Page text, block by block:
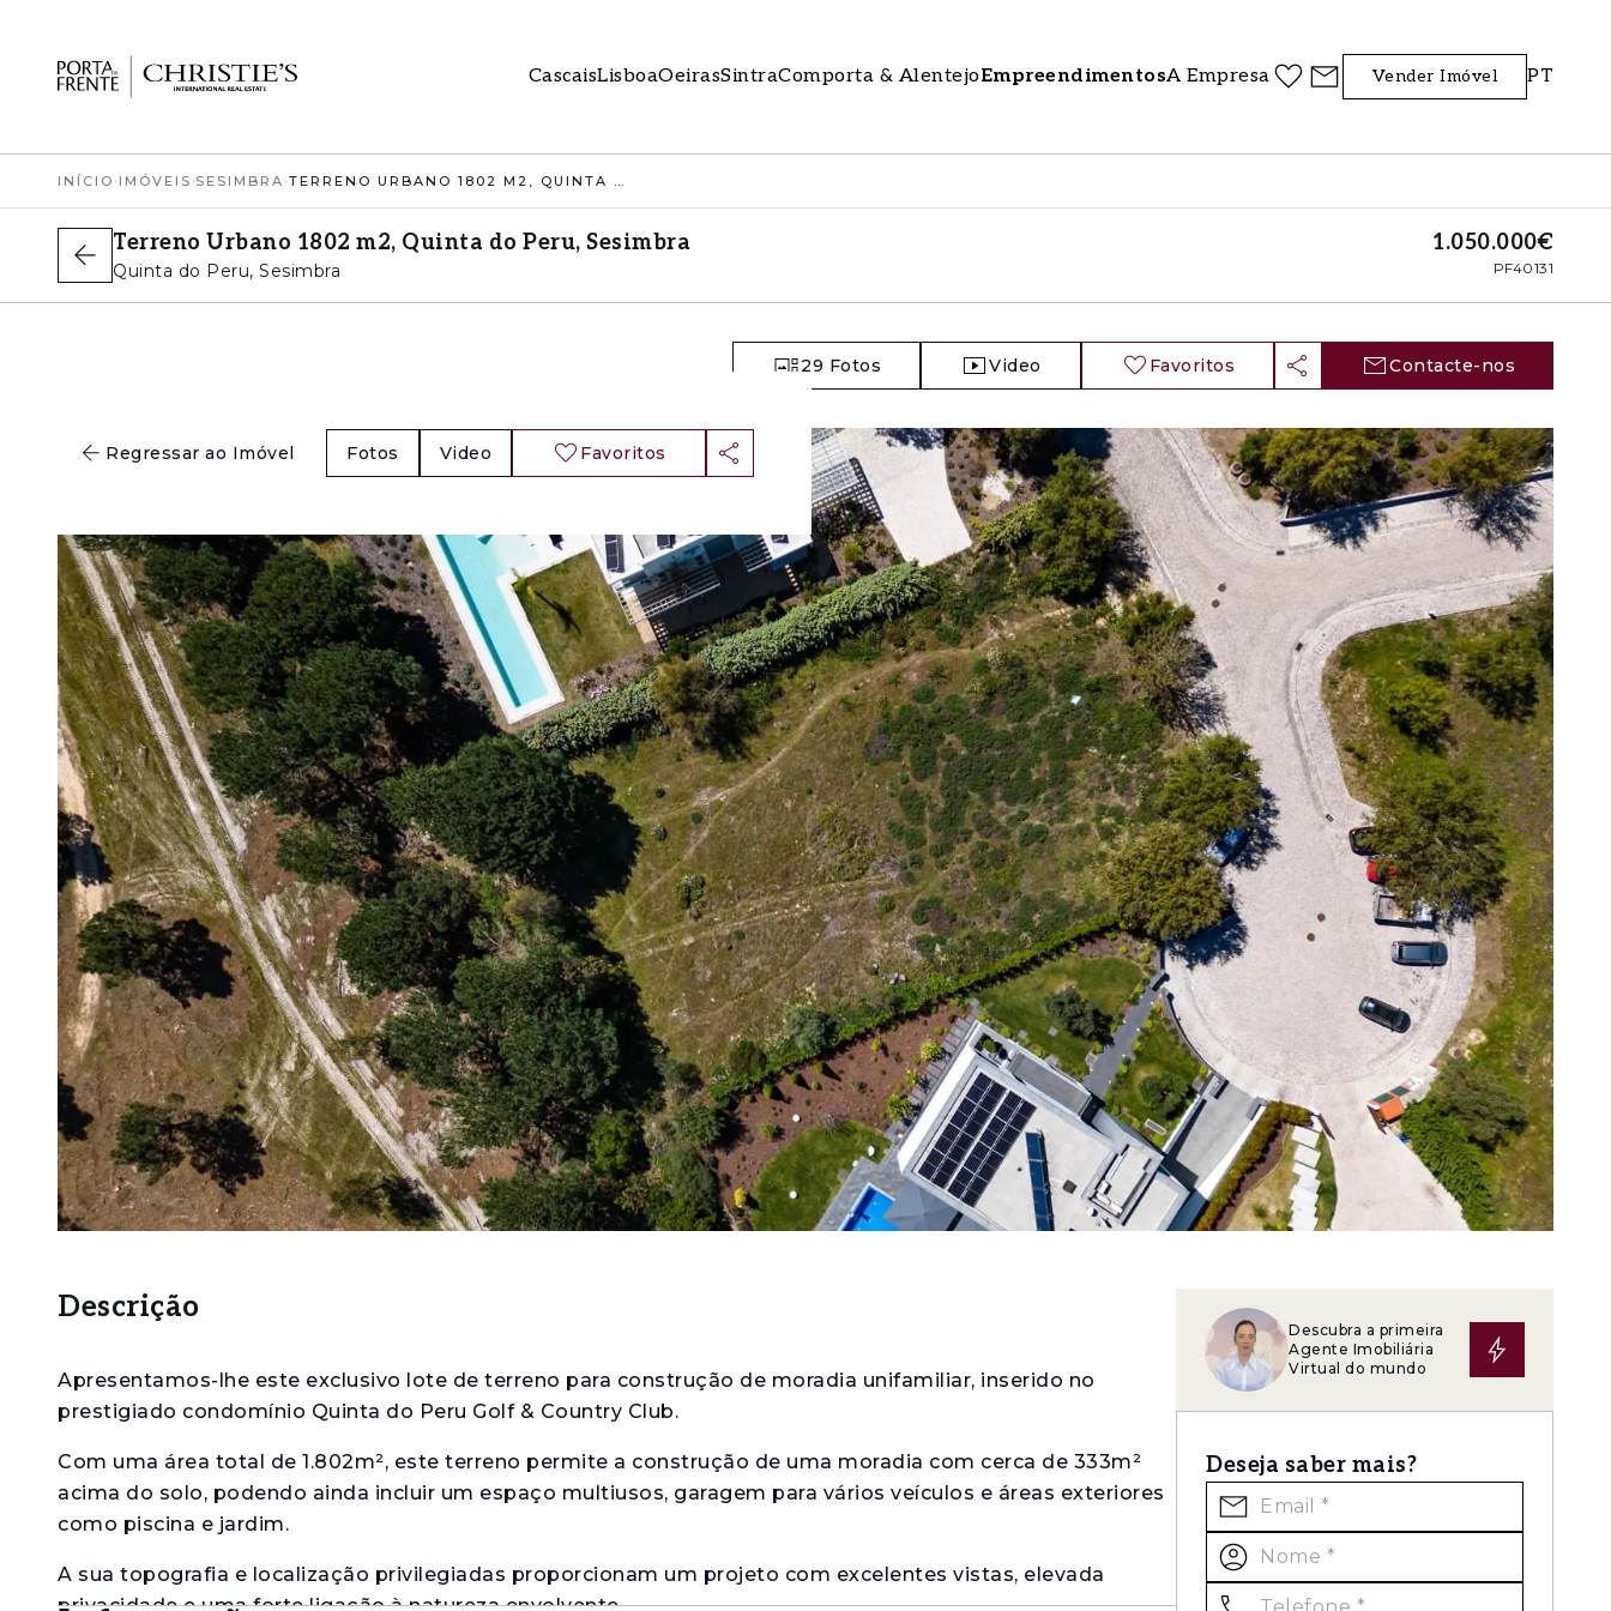
CascaisLisboaOeirasSintraComporta & AlentejoEmpreendimentosA Empresa Vender Imóvel PT
INÍCIO › IMÓVEIS ›SESIMBRA › TERRENO URBANO 1802 M2, QUINTA DO PERU, SESIMBRA
Terreno Urbano 1802 m2, Quinta do Peru, Sesimbra
Quinta do Peru, Sesimbra
1.050.000€
PF40131
29 Fotos Video Favoritos Contacte-nos
Descrição
Apresentamos-lhe este exclusivo lote de terreno para construção de moradia unifamiliar, inserido no
prestigiado condomínio Quinta do Peru Golf & Country Club.
Com uma área total de 1.802m², este terreno permite a construção de uma moradia com cerca de 333m²
acima do solo, podendo ainda incluir um espaço multiusos, garagem para vários veículos e áreas exteriores
como piscina e jardim.
A sua topografia e localização privilegiadas proporcionam um projeto com excelentes vistas, elevada
privacidade e uma forte ligação à natureza envolvente.
Descubra a primeira
Agente Imobiliária
Virtual do mundo
Deseja saber mais?
Regressar ao Imóvel Fotos Video Favoritos